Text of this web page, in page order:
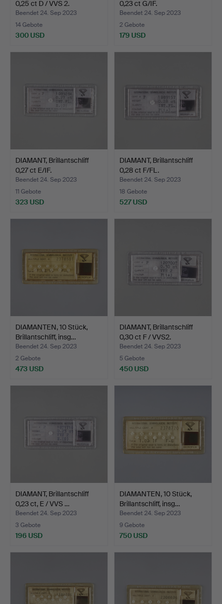
0,25 ct D / VVS 2.
Beendet 24. Sep 2023
14 Gebote
300 USD
0,23 ct G/IF.
Beendet 24. Sep 2023
2 Gebote
179 USD
DIAMANT, Brillantschliff
0,27 ct E/IF.
Beendet 24. Sep 2023
11 Gebote
323 USD
DIAMANT, Brillantschliff
0,28 ct F/FL.
Beendet 24. Sep 2023
18 Gebote
527 USD
DIAMANTEN, 10 Stück,
Brillantschliff, insg…
Beendet 24. Sep 2023
2 Gebote
473 USD
DIAMANT, Brillantschliff
0,30 ct F / VVS2.
Beendet 24. Sep 2023
5 Gebote
450 USD
DIAMANT, Brillantschliff
0,23 ct, E / VVS …
Beendet 24. Sep 2023
3 Gebote
196 USD
DIAMANTEN, 10 Stück,
Brillantschliff, insg…
Beendet 24. Sep 2023
9 Gebote
750 USD